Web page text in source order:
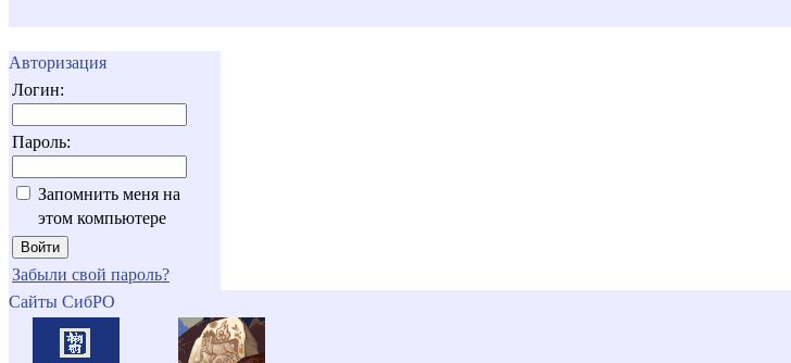
Авторизация
Логин:
Пароль:
Запомнить меня на
этом компьютере
Забыли свой пароль?
Сайты СибРО